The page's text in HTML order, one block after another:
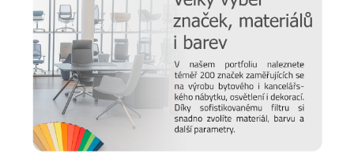
Prodlužte životnost nábytku